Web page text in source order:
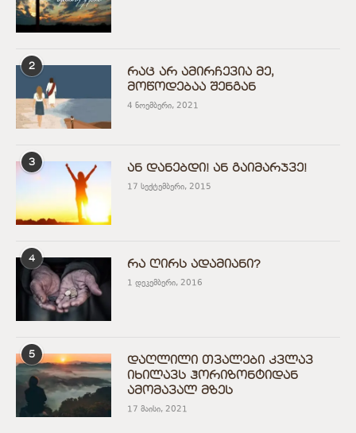
2
რაც არ ამირჩევია მე,
მოწოდებაა შენგან
4 ნოემბერი, 2021
3
ან დანებდი! ან გაიმარჯვე!
17 სექტემბერი, 2015
4
რა ღირს ადამიანი?
1 დეკემბერი, 2016
5
დაღლილი თვალები კვლავ
იხილავს ჰორიზონტიდან
ამომავალ მზეს
17 მაისი, 2021